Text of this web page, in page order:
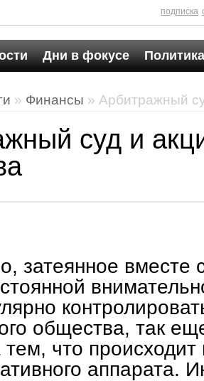
подписка
Дни в фокусе
» Финансы » Арбитражный
суд и
затеянное вместе
общества, так
тем, что происходит
аппарата.